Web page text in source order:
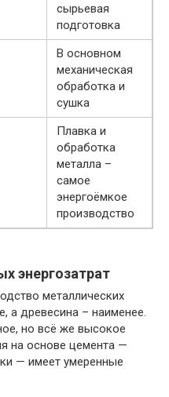
сырьевая
подготовка
В основном
механическая
обработка и
сушка
Плавка и
обработка
металла –
самое
энергоёмкое
производство
энергозатрат
металлических
а древесина – наименее.
но всё же высокое
на основе цемента —
— имеет умеренные